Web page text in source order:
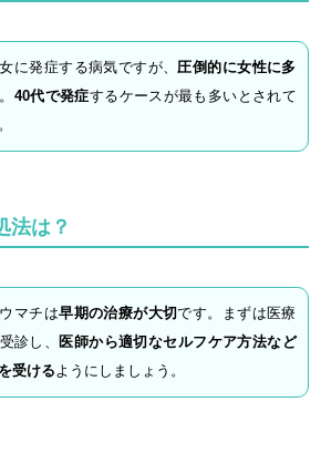
に発症する病気ですが、 圧倒的に女性に多
40代で発症するケースが最も多いとされて
法は？
マチは早期の治療が大切です。まずは医療
診し、
医師から適切なセルフケア方法など
受ける ようにしましょう。